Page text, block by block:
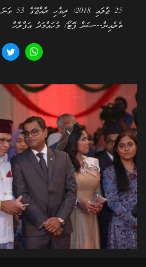
25
ތެރެއިން---ސަން ފޮޓޯ/ މުހައްމަދު އަފްރާހް